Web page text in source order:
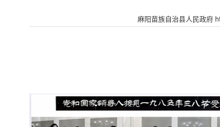
麻阳苗族自治县人民政府